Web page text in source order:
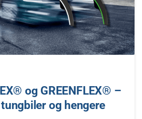
0
og GREENFLEX® –
og hengere